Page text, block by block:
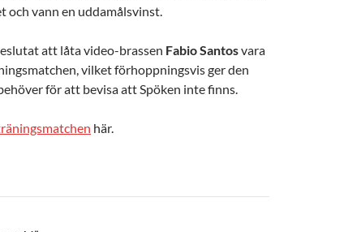
och vann en uddamålsvinst.
att låta video-brassen Fabio Santosvara
vilket förhoppningsvis ger den
för att bevisa att Spöken inte finns.
här.